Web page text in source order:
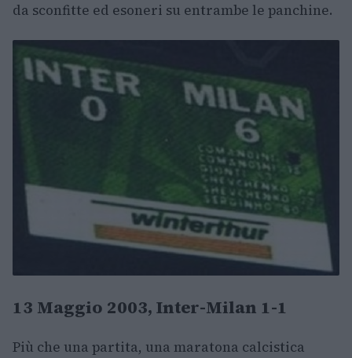
da sconfitte ed esoneri su entrambe le panchine.
13 Maggio 2003, Inter-Milan 1-1
Più che una partita, una maratona calcistica